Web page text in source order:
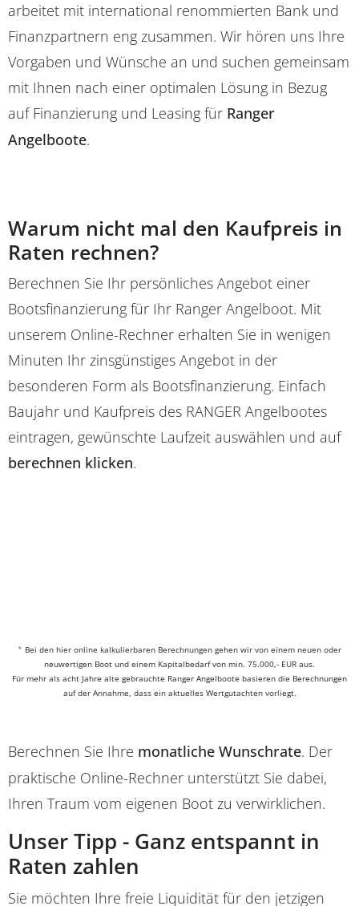
arbeitet mit international renommierten Bank und
Finanzpartnern eng zusammen. Wir hören uns Ihre
Vorgaben und Wünsche an und suchen gemeinsam
mit Ihnen nach einer optimalen Lösung in Bezug
auf Finanzierung und Leasing für Ranger
Angelboote.
Warum nicht mal den Kaufpreis in
Raten rechnen?
Berechnen Sie Ihr persönliches Angebot einer
Bootsfinanzierung für Ihr Ranger Angelboot. Mit
unserem Online-Rechner erhalten Sie in wenigen
Minuten Ihr zinsgünstiges Angebot in der
besonderen Form als Bootsfinanzierung. Einfach
Baujahr und Kaufpreis des RANGER Angelbootes
eintragen, gewünschte Laufzeit auswählen und auf
berechnen klicken.
* Bei den hier online kalkulierbaren Berechnungen gehen wir von einem neuen oder
neuwertigen Boot und einem Kapitalbedarf von min. 75.000,- EUR aus.
Für mehr als acht Jahre alte gebrauchte Ranger Angelboote basieren die Berechnungen
auf der Annahme, dass ein aktuelles Wertgutachten vorliegt.
Berechnen Sie Ihre monatliche Wunschrate. Der
praktische Online-Rechner unterstützt Sie dabei,
Ihren Traum vom eigenen Boot zu verwirklichen.
Unser Tipp - Ganz entspannt in
Raten zahlen
Sie möchten Ihre freie Liquidität für den jetzigen